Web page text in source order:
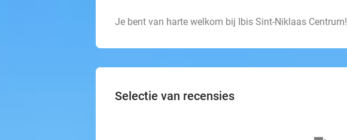
Je bent van harte welkom bij Ibis Sint-Niklaas Centrum!
Selectie van recensies